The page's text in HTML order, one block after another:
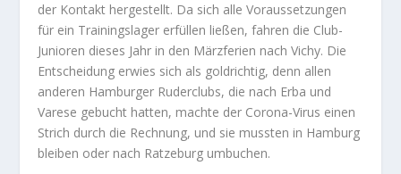
der Kontakt hergestellt. Da sich alle Voraussetzungen
für ein Trainingslager erfüllen ließen, fahren die Club-
Junioren dieses Jahr in den Märzferien nach Vichy. Die
Entscheidung erwies sich als goldrichtig, denn allen
anderen Hamburger Ruderclubs, die nach Erba und
Varese gebucht hatten, machte der Corona-Virus einen
Strich durch die Rechnung, und sie mussten in Hamburg
bleiben oder nach Ratzeburg umbuchen.